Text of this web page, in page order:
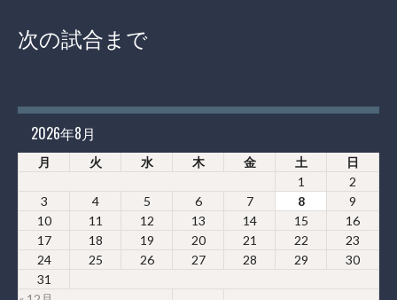
次の試合まで
2026年8月
月 火 水 木 金 土 日
1
2
3
4 5 6 7 8
9
10
11 12 13 14 15
16
17
18 19 20 21 22
23
24
25 26 27 28 29
30
31